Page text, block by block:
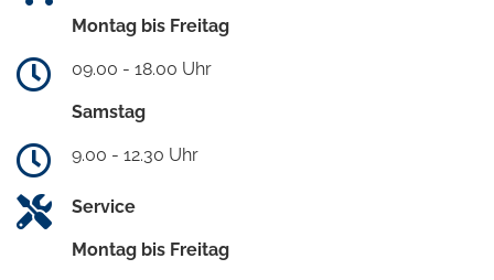
Montag bis Freitag
09.00 - 18.00 Uhr
Samstag
9.00 - 12.30 Uhr
Service
Montag bis Freitag